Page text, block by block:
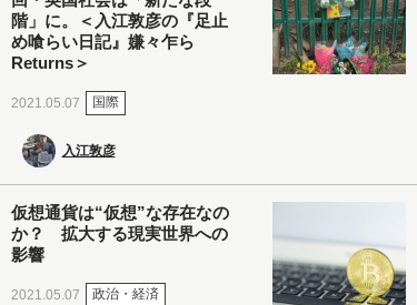
階」に。＜入江敦彦の『足止
め喰らい日記』嫌々乍ら
Returns＞
2021.05.07 国際
入江敦彦
仮想通貨は“仮想”な存在なの
か？ 拡大する現実世界への
影響
2021.05.07 政治・経済